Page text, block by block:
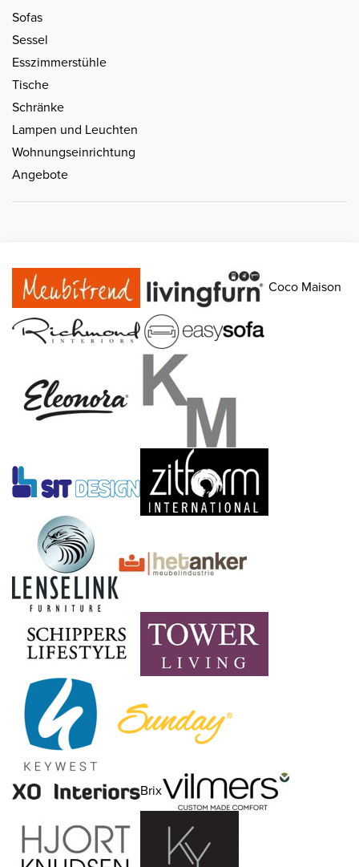
Sofas
Sessel
Esszimmerstühle
Tische
Schränke
Lampen und Leuchten
Wohnungseinrichtung
Angebote
Coco Maison
Brix